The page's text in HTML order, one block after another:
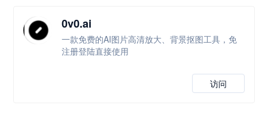
0v0.ai
一款免费的AI图片高清放大、背景抠图工具，免
注册登陆直接使用
访问